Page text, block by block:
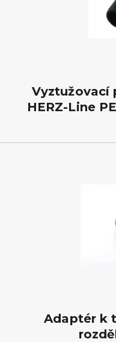
Vyztužovací
HERZ-Line
Adaptér k